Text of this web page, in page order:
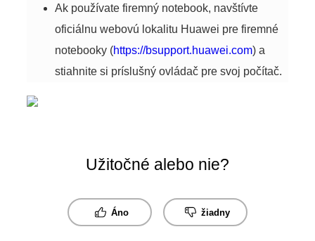
Ak používate firemný notebook, navštívte
oficiálnu webovú lokalitu Huawei pre firemné
notebooky (https://bsupport.huawei.com) a
stiahnite si príslušný ovládač pre svoj počítač.
Užitočné alebo nie?
Áno žiadny